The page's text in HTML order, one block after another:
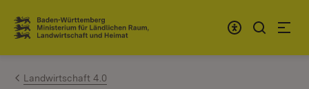
Zum Inhalt springen
Link zur Startseite
Landwirtschaft 4.0